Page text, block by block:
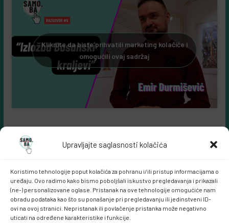
Upravljajte saglasnosti kolačića
Koristimo tehnologije poput kolačića za pohranu i/ili pristup informacijama o
uređaju. Ovo radimo kako bismo poboljšali iskustvo pregledavanja i prikazali
(ne-) personalizovane oglase. Pristanak na ove tehnologije omogućiće nam
obradu podataka kao što su ponašanje pri pregledavanju ili jedinstveni ID-
ovi na ovoj stranici. Nepristanak ili povlačenje pristanka može negativno
uticati na određene karakteristike i funkcije.
Kliknite da biste prihvatili marketing kolačiće i
omogućili ovaj sadržaj
Samo.ba MARKETING